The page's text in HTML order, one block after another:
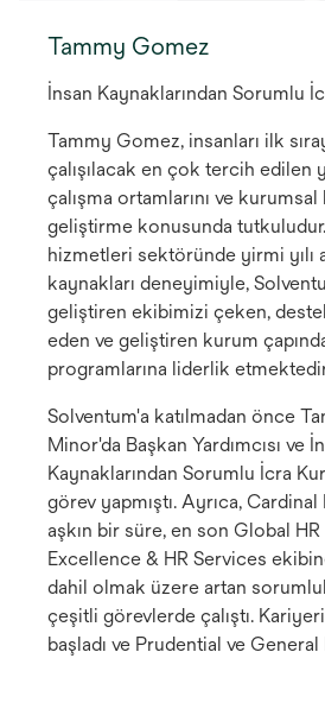
Tammy Gomez
İnsan Kaynaklarından Sorumlu
Tammy Gomez, insanları ilk
çalışılacak en çok tercih edilen
çalışma ortamlarını ve
geliştirme konusunda tutkuludur.
hizmetleri sektöründe yirmi yılı
kaynakları deneyimiyle,
geliştiren ekibimizi çeken,
eden ve geliştiren kurum
programlarına liderlik
Solventum'a katılmadan önce
Minor'da Başkan Yardımcısı ve
Kaynaklarından Sorumlu İcra
görev yapmıştı. Ayrıca, Cardinal
aşkın bir süre, en son Global
Excellence & HR Services
dahil olmak üzere artan
çeşitli görevlerde çalıştı.
başladı ve Prudential ve